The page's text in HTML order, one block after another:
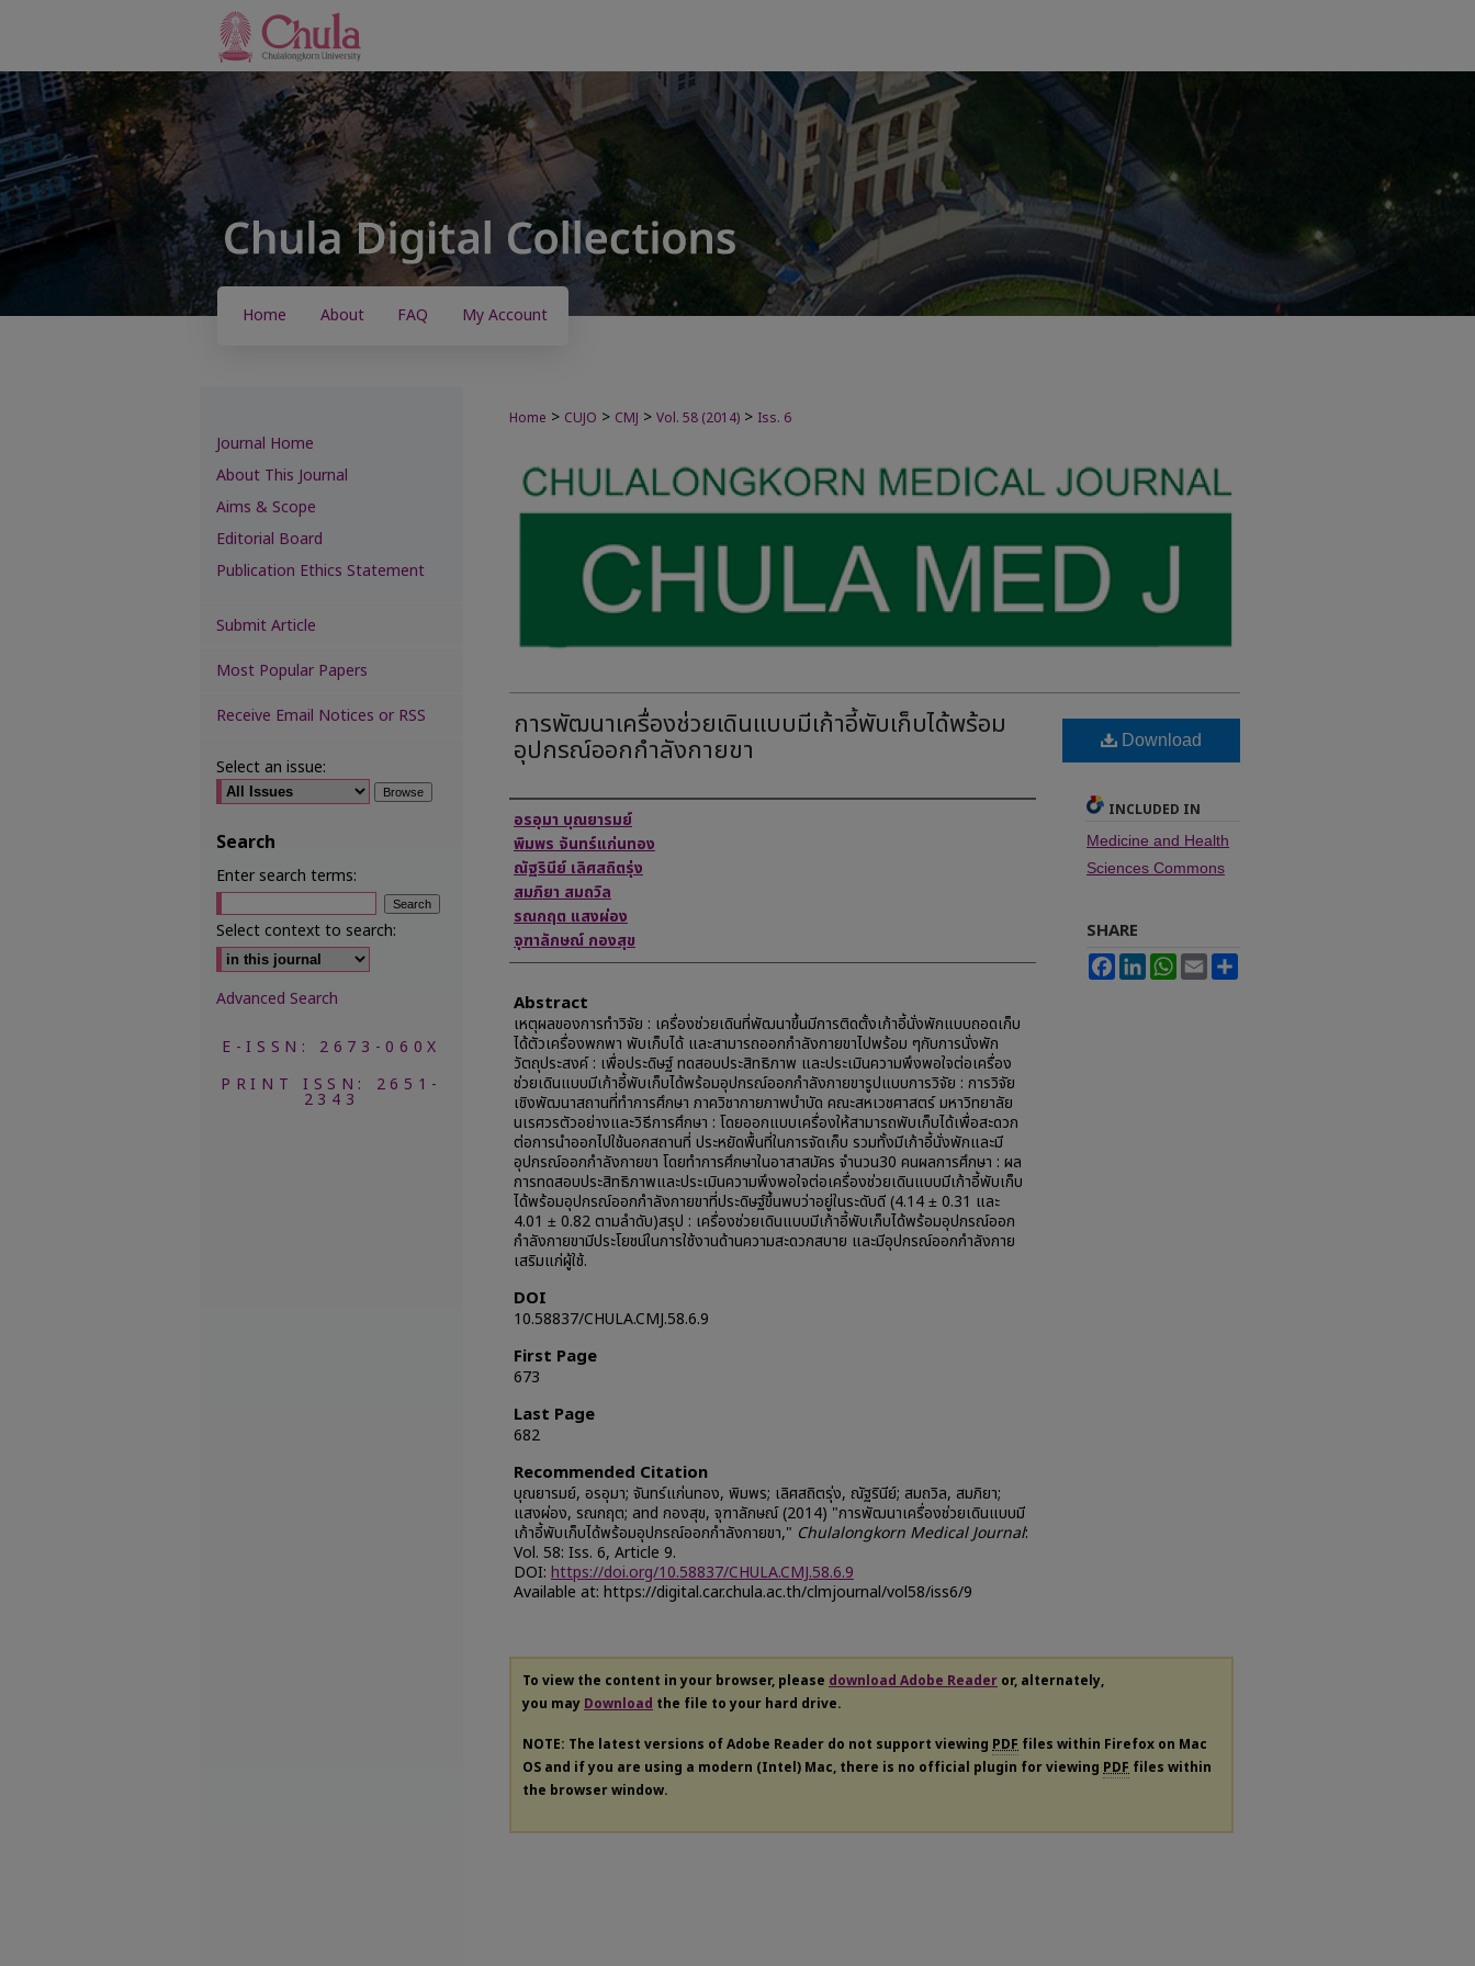
Home About FAQ My Account
Home > CUJO > CMJ > Vol. 58 (2014) > Iss. 6
การพัฒนาเครื่องช่วยเดินแบบมีเก้าอี้พับเก็บได้พร้อม
อุปกรณ์ออกกำลังกายขา
Authors
อรอุมา บุณยารมย์
พิมพร จันทร์แก่นทอง
ณัฐรินีย์ เลิศสถิตรุ่ง
สมภิยา สมถวิล
รณกฤต แสงผ่อง
จุฑาลักษณ์ กองสุข
Abstract
เหตุผลของการทำวิจัย : เครื่องช่วยเดินที่พัฒนาขึ้นมีการติดตั้งเก้าอี้นั่งพักแบบถอดเก็บ
ได้ตัวเครื่องพกพา พับเก็บได้ และสามารถออกกำลังกายขาไปพร้อม ๆกับการนั่งพัก
วัตถุประสงค์ : เพื่อประดิษฐ์ ทดสอบประสิทธิภาพ และประเมินความพึงพอใจต่อเครื่อง
ช่วยเดินแบบมีเก้าอี้พับเก็บได้พร้อมอุปกรณ์ออกกำลังกายขารูปแบบการวิจัย : การวิจัย
เชิงพัฒนาสถานที่ทำการศึกษา ภาควิชากายภาพบำบัด คณะสหเวชศาสตร์ มหาวิทยาลัย
นเรศวรตัวอย่างและวิธีการศึกษา : โดยออกแบบเครื่องให้สามารถพับเก็บได้เพื่อสะดวก
ต่อการนำออกไปใช้นอกสถานที่ ประหยัดพื้นที่ในการจัดเก็บ รวมทั้งมีเก้าอี้นั่งพักและมี
อุปกรณ์ออกกำลังกายขา โดยทำการศึกษาในอาสาสมัคร จำนวน30 คนผลการศึกษา : ผล
การทดสอบประสิทธิภาพและประเมินความพึงพอใจต่อเครื่องช่วยเดินแบบมีเก้าอี้พับเก็บ
ได้พร้อมอุปกรณ์ออกกำลังกายขาที่ประดิษฐ์ขึ้นพบว่าอยู่ในระดับดี (4.14 ± 0.31 และ
4.01 ± 0.82 ตามลำดับ)สรุป : เครื่องช่วยเดินแบบมีเก้าอี้พับเก็บได้พร้อมอุปกรณ์ออก
กำลังกายขามีประโยชน์ในการใช้งานด้านความสะดวกสบาย และมีอุปกรณ์ออกกำลังกาย
เสริมแก่ผู้ใช้.
DOI
10.58837/CHULA.CMJ.58.6.9
First Page
673
Last Page
682
Recommended Citation
บุณยารมย์, อรอุมา; จันทร์แก่นทอง, พิมพร; เลิศสถิตรุ่ง, ณัฐรินีย์; สมถวิล, สมภิยา;
แสงผ่อง, รณกฤต; and กองสุข, จุฑาลักษณ์ (2014) "การพัฒนาเครื่องช่วยเดินแบบมี
เก้าอี้พับเก็บได้พร้อมอุปกรณ์ออกกำลังกายขา," Chulalongkorn Medical Journal:
Vol. 58: Iss. 6, Article 9.
DOI: https://doi.org/10.58837/CHULA.CMJ.58.6.9
Available at: https://digital.car.chula.ac.th/clmjournal/vol58/iss6/9
Download
INCLUDED IN
Medicine and Health
Sciences Commons
SHARE
FacebookLinkedInWhatsApp
Email
To view the content in your browser, please download Adobe Reader or, alternately,
you may Download the file to your hard drive.
NOTE: The latest versions of Adobe Reader do not support viewing PDF files within Firefox on Mac
OS and if you are using a modern (Intel) Mac, there is no official plugin for viewing PDF files within
the browser window.
Journal Home
About This Journal
Aims & Scope
Editorial Board
Publication Ethics Statement
Submit Article
Most Popular Papers
Receive Email Notices or RSS
Select an issue:
Search
Enter search terms:
Select context to search:
Advanced Search
E-ISSN: 2673-060X
PRINT ISSN: 2651-
2343